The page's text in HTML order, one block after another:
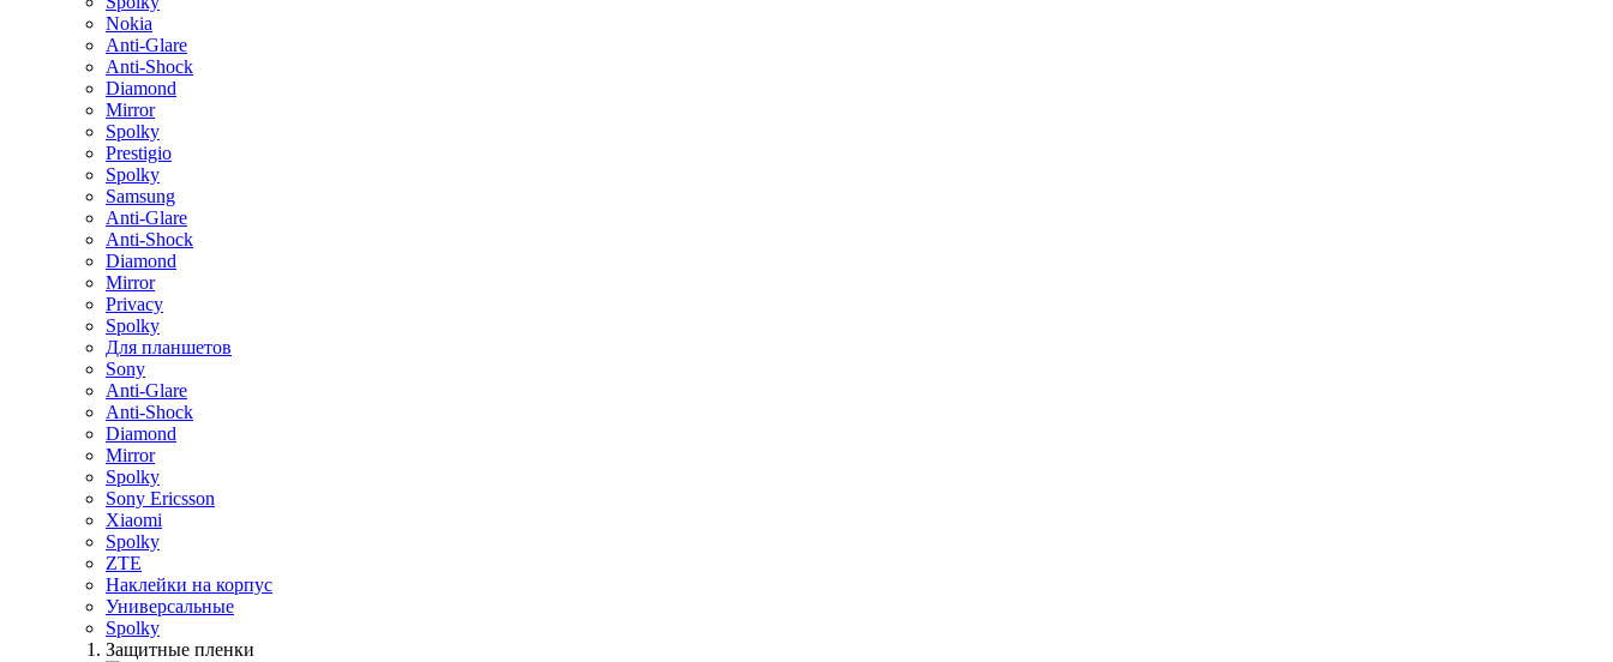
Nokia
Anti-Glare
Anti-Shock
Diamond
Mirror
Spolky
Prestigio
Spolky
Samsung
Anti-Glare
Anti-Shock
Diamond
Mirror
Privacy
Spolky
Для планшетов
Sony
Anti-Glare
Anti-Shock
Diamond
Mirror
Spolky
Sony Ericsson
Xiaomi
Spolky
ZTE
Наклейки на корпус
Универсальные
Spolky
Защитные пленки